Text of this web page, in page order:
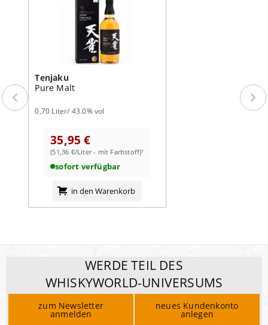
Tenjaku
Pure Malt
0,70 Liter/ 43.0% vol
35,95 €
(51,36 €/Liter - mit Farbstoff)¹
sofort verfügbar
in den Warenkorb
WERDE TEIL DES
WHISKYWORLD-UNIVERSUMS
zum Newsletter
anmelden
neues Kundenkonto
anlegen